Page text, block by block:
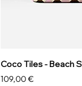
Coco Tiles - Beach
Preis
109,00 €